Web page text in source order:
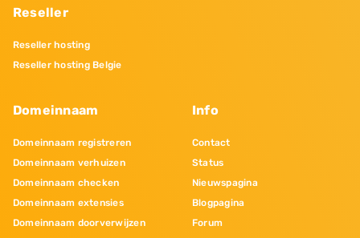
Reseller
Reseller hosting
Reseller hosting Belgie
Domeinnaam
Domeinnaam registreren
Domeinnaam verhuizen
Domeinnaam checken
Domeinnaam extensies
Domeinnaam doorverwijzen
Info
Contact
Status
Nieuwspagina
Blogpagina
Forum